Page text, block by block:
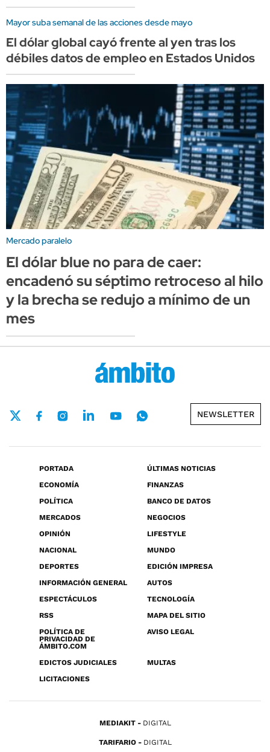
Mayor suba semanal de las acciones desde mayo
El dólar global cayó frente al yen tras los
débiles datos de empleo en Estados Unidos
Mercado paralelo
El dólar blue no para de caer:
encadenó su séptimo retroceso al hilo
y la brecha se redujo a mínimo de un
mes
NEWSLETTER
PORTADA
ÚLTIMAS NOTICIAS
ECONOMÍA
FINANZAS
POLÍTICA
BANCO DE DATOS
MERCADOS
NEGOCIOS
OPINIÓN
LIFESTYLE
NACIONAL
MUNDO
DEPORTES
EDICIÓN IMPRESA
INFORMACIÓN GENERAL
AUTOS
ESPECTÁCULOS
TECNOLOGÍA
RSS
MAPA DEL SITIO
POLÍTICA DE
PRIVACIDAD DE
ÁMBITO.COM
AVISO LEGAL
EDICTOS JUDICIALES
MULTAS
LICITACIONES
MEDIAKIT DIGITAL
TARIFARIO DIGITAL